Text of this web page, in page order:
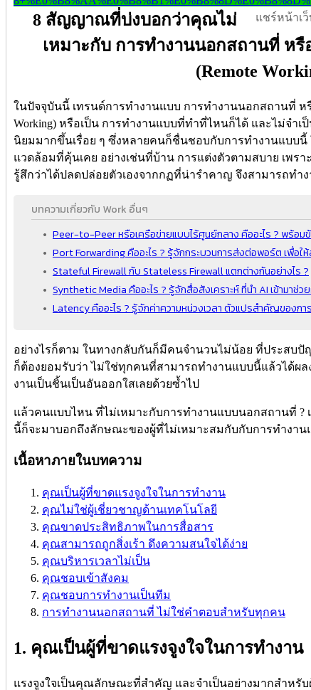
แชร์หน้าเ
8 สัญญาณที่บ่งบอกว่าคุณไม่
เหมาะกับ การทํางานนอกสถานที่ ห
(Remote
ในปัจจุบันนี้ เทรนด์การทำงานแบบ การทํางานนอกสถานที่ ห
Working) หรือเป็น การทำงานแบบที่ทำที่ไหนก็ได้ และไม่จำ
นิยมมากขึ้นเรื่อย ๆ ซึ่งหลายคนก็ชื่นชอบกับการทำงานแบบนี้
แวดล้อมที่คุ้นเคย อย่างเช่นที่บ้าน การแต่งตัวตามสบาย เพร
รู้สึกว่าได้ปลดปล่อยตัวเองจากกฏที่น่ารำคาญ จึงสามารถทำ
บทความเกี่ยวกับ Work อื่นๆ
Peer-to-Peer หรือเครือข่ายแบบไร้ศูนย์กลาง คืออะไร ? พร้อม
Port Forwarding คืออะไร ? รู้จักกระบวนการส่งต่อพอร์ต เพื่อใ
Stateful Firewall กับ Stateless Firewall แตกต่างกันอย่างไร ?
Synthetic Media คืออะไร ? รู้จักสื่อสังเคราะห์ ที่นำ AI เข้ามาช่
Latency คืออะไร ? รู้จักค่าความหน่วงเวลา ตัวแปรสำคัญของกา
อย่างไรก็ตาม ในทางกลับกันก็มีคนจำนวนไม่น้อย ที่ประสบ
ก็ต้องยอมรับว่า ไม่ใช่ทุกคนที่สามารถทำงานแบบนี้แล้วได้ผ
งานเป็นชิ้นเป็นอันออกใสเลยด้วยซ้ำไป
แล้วคนแบบไหน ที่ไม่เหมาะกับการทำงานแบบนอกสถานที่ ?
นี้ก็จะมาบอกถึงลักษณะของผู้ที่ไม่เหมาะสมกับกับการทำงา
เนื้อหาภายในบทความ
คุณเป็นผู้ที่ขาดแรงจูงใจในการทำงาน
คุณไม่ใช่ผู้เชี่ยวชาญด้านเทคโนโลยี
คุณขาดประสิทธิภาพในการสื่อสาร
คุณสามารถถูกสิ่งเร้า ดึงความสนใจได้ง่าย
คุณบริหารเวลาไม่เป็น
คุณชอบเข้าสังคม
คุณชอบการทำงานเป็นทีม
การทำงานนอกสถานที่ ไม่ใช่คำตอบสำหรับทุกคน
1. คุณเป็นผู้ที่ขาดแรงจูงใจในการทำงาน
แรงจูงใจเป็นคุณลักษณะที่สำคัญ และจำเป็นอย่างมากสำหรั